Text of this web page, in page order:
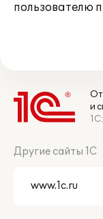
пользователю
и
Другие сайты 1С